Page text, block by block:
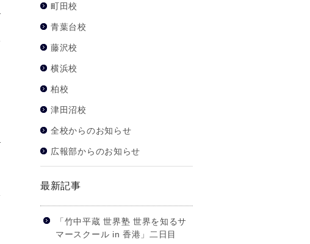
町田校
青葉台校
藤沢校
横浜校
柏校
津田沼校
全校からのお知らせ
広報部からのお知らせ
最新記事
「竹中平蔵 世界塾 世界を知るサ
マースクール in 香港」二日目